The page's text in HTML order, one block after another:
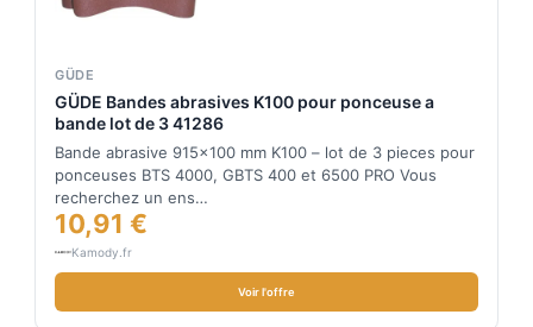
GÜDE
GÜDE Bandes abrasives K100 pour ponceuse a
bande lot de 3 41286
Bande abrasive 915×100 mm K100 – lot de 3 pieces pour
ponceuses BTS 4000, GBTS 400 et 6500 PRO Vous
recherchez un ens…
10,91 €
Kamody.fr
Voir l'offre